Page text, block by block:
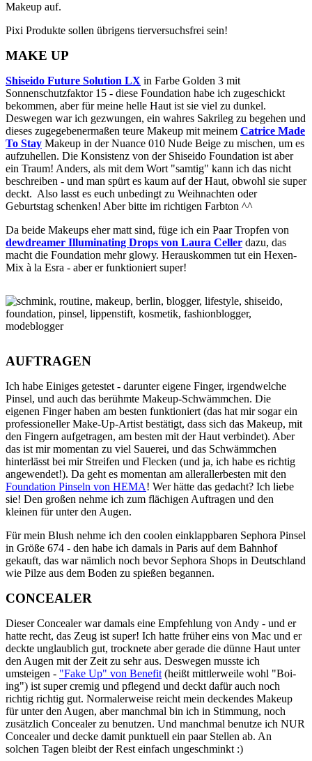
Makeup auf.
Pixi Produkte sollen übrigens tierversuchsfrei sein!
MAKE UP
Shiseido Future Solution LX in Farbe Golden 3 mit
Sonnenschutzfaktor 15 - diese Foundation habe ich zugeschickt
bekommen, aber für meine helle Haut ist sie viel zu dunkel.
Deswegen war ich gezwungen, ein wahres Sakrileg zu begehen und
dieses zugegebenermaßen teure Makeup mit meinem Catrice Made
To Stay Makeup in der Nuance 010 Nude Beige zu mischen, um es
aufzuhellen. Die Konsistenz von der Shiseido Foundation ist aber
ein Traum! Anders, als mit dem Wort "samtig" kann ich das nicht
beschreiben - und man spürt es kaum auf der Haut, obwohl sie super
deckt. Also lasst es euch unbedingt zu Weihnachten oder
Geburtstag schenken! Aber bitte im richtigen Farbton ^^
Da beide Makeups eher matt sind, füge ich ein Paar Tropfen von
dewdreamer Illuminating Drops von Laura Celler dazu, das
macht die Foundation mehr glowy. Herauskommen tut ein Hexen-
Mix à la Esra - aber er funktioniert super!
AUFTRAGEN
Ich habe Einiges getestet - darunter eigene Finger, irgendwelche
Pinsel, und auch das berühmte Makeup-Schwämmchen. Die
eigenen Finger haben am besten funktioniert (das hat mir sogar ein
professioneller Make-Up-Artist bestätigt, dass sich das Makeup, mit
den Fingern aufgetragen, am besten mit der Haut verbindet). Aber
das ist mir momentan zu viel Sauerei, und das Schwämmchen
hinterlässt bei mir Streifen und Flecken (und ja, ich habe es richtig
angewendet!). Da geht es momentan am allerallerbesten mit den
Foundation Pinseln von HEMA! Wer hätte das gedacht? Ich liebe
sie! Den großen nehme ich zum flächigen Auftragen und den
kleinen für unter den Augen.
Für mein Blush nehme ich den coolen einklappbaren Sephora Pinsel
in Größe 674 - den habe ich damals in Paris auf dem Bahnhof
gekauft, das war nämlich noch bevor Sephora Shops in Deutschland
wie Pilze aus dem Boden zu spießen begannen.
CONCEALER
Dieser Concealer war damals eine Empfehlung von Andy - und er
hatte recht, das Zeug ist super! Ich hatte früher eins von Mac und er
deckte unglaublich gut, trocknete aber gerade die dünne Haut unter
den Augen mit der Zeit zu sehr aus. Deswegen musste ich
umsteigen - "Fake Up" von Benefit (heißt mittlerweile wohl "Boi-
ing") ist super cremig und pflegend und deckt dafür auch noch
richtig richtig gut. Normalerweise reicht mein deckendes Makeup
für unter den Augen, aber manchmal bin ich in Stimmung, noch
zusätzlich Concealer zu benutzen. Und manchmal benutze ich NUR
Concealer und decke damit punktuell ein paar Stellen ab. An
solchen Tagen bleibt der Rest einfach ungeschminkt :)